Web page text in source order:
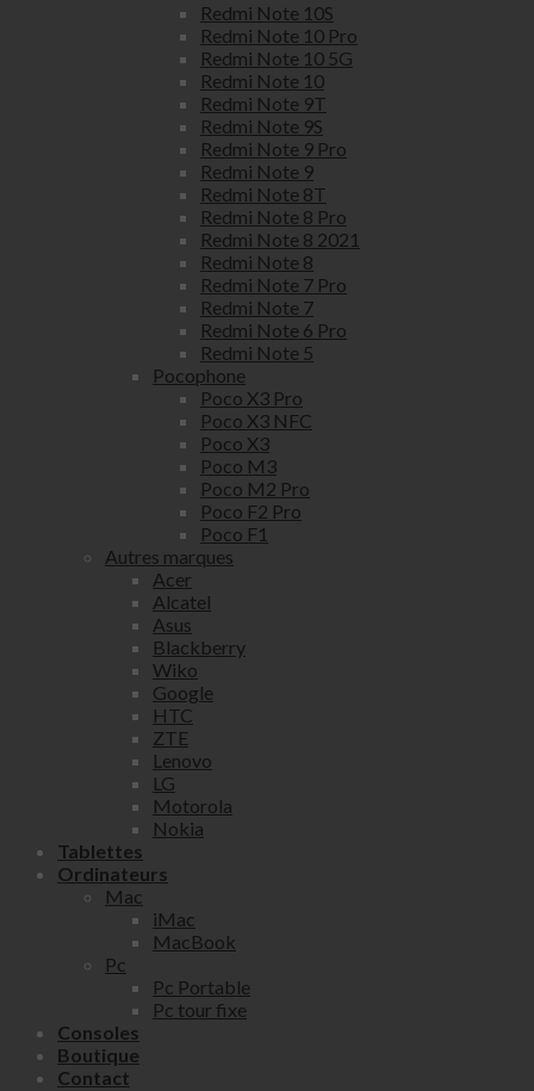
Redmi Note 10S
Redmi Note 10 Pro
Redmi Note 10 5G
Redmi Note 10
Redmi Note 9T
Redmi Note 9S
Redmi Note 9 Pro
Redmi Note 9
Redmi Note 8T
Redmi Note 8 Pro
Redmi Note 8 2021
Redmi Note 8
Redmi Note 7 Pro
Redmi Note 7
Redmi Note 6 Pro
Redmi Note 5
Pocophone
Poco X3 Pro
Poco X3 NFC
Poco X3
Poco M3
Poco M2 Pro
Poco F2 Pro
Poco F1
Autres marques
Acer
Alcatel
Asus
Blackberry
Wiko
Google
HTC
ZTE
Lenovo
LG
Motorola
Nokia
Tablettes
Ordinateurs
Mac
iMac
MacBook
Pc
Pc Portable
Pc tour fixe
Consoles
Boutique
Contact